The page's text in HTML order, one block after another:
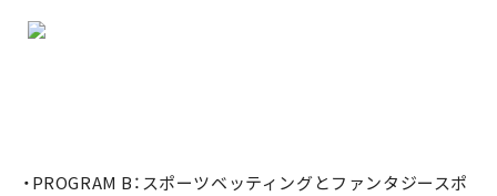
・PROGRAM B：スポーツベッティングとファンタジースポ